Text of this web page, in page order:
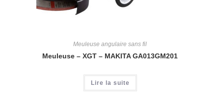
Meuleuse angulaire sans fil
Meuleuse – XGT – MAKITA GA013GM201
Lire la suite